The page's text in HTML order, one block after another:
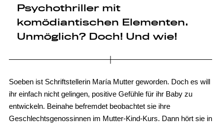
Psychothriller mit
komödiantischen Elementen.
Unmöglich? Doch! Und wie!
Soeben ist Schriftstellerin María Mutter geworden. Doch es will
ihr einfach nicht gelingen, positive Gefühle für ihr Baby zu
entwickeln. Beinahe befremdet beobachtet sie ihre
Geschlechtsgenossinnen im Mutter-Kind-Kurs. Dann hört sie in